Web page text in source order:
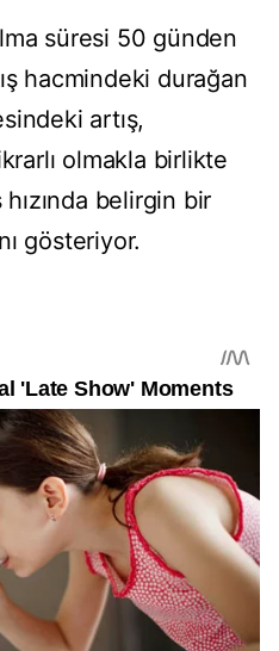
süresi 50 günden
hacmindeki durağan
artış,
olmakla birlikte
hızında belirgin bir
gösteriyor.